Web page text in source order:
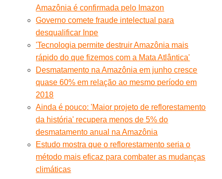
Amazônia é confirmada pelo Imazon
Governo comete fraude intelectual para
desqualificar Inpe
'Tecnologia permite destruir Amazônia mais
rápido do que fizemos com a Mata Atlântica'
Desmatamento na Amazônia em junho cresce
quase 60% em relação ao mesmo período em
2018
Ainda é pouco: 'Maior projeto de reflorestamento
da história' recupera menos de 5% do
desmatamento anual na Amazônia
Estudo mostra que o reflorestamento seria o
método mais eficaz para combater as mudanças
climáticas